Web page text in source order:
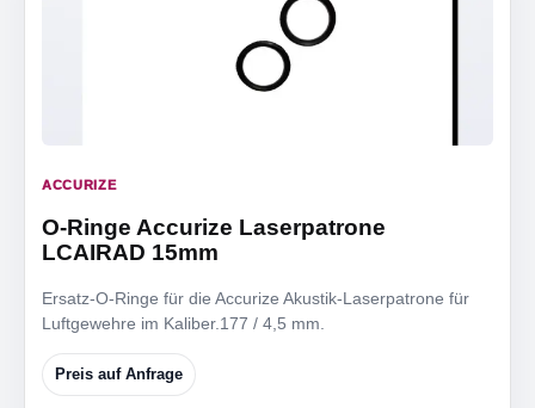
ACCURIZE
O-Ringe Accurize Laserpatrone
LCAIRAD 15mm
Ersatz-O-Ringe für die Accurize Akustik-Laserpatrone für
Luftgewehre im Kaliber.177 / 4,5 mm.
Preis auf Anfrage